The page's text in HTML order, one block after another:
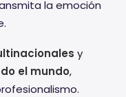
la emoción
y
el mundo,